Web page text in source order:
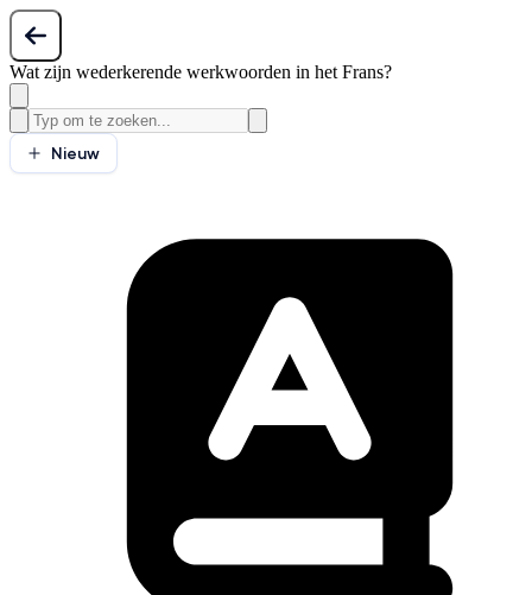
Wat zijn wederkerende werkwoorden in het Frans?
Nieuw